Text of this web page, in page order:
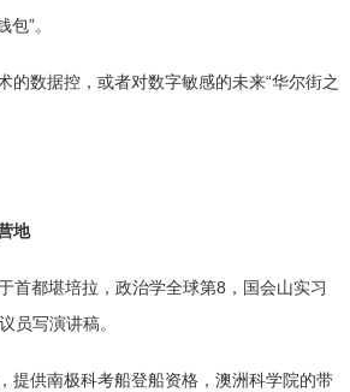
”。
的数据控，或者对数字敏感的未来“华尔街之
地
首都堪培拉，政治学全球第8，国会山实习
员写演讲稿。
提供南极科考船登船资格，澳洲科学院的带